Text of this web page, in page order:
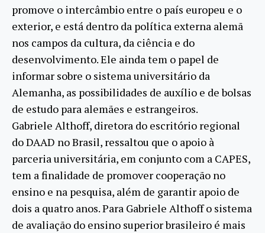
promove o intercâmbio entre o país europeu e o
exterior, e está dentro da política externa alemã
nos campos da cultura, da ciência e do
desenvolvimento. Ele ainda tem o papel de
informar sobre o sistema universitário da
Alemanha, as possibilidades de auxílio e de bolsas
de estudo para alemães e estrangeiros.
Gabriele Althoff, diretora do escritório regional
do DAAD no Brasil, ressaltou que o apoio à
parceria universitária, em conjunto com a CAPES,
tem a finalidade de promover cooperação no
ensino e na pesquisa, além de garantir apoio de
dois a quatro anos. Para Gabriele Althoff o sistema
de avaliação do ensino superior brasileiro é mais